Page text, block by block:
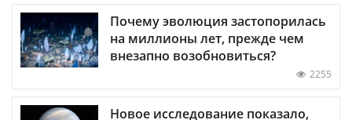
Почему эволюция застопорилась
на миллионы лет, прежде чем
внезапно возобновиться?
2255
Новое исследование показало,